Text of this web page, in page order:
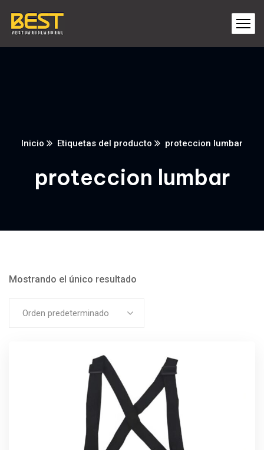
Inicio Etiquetas del producto proteccion lumbar
proteccion lumbar
Mostrando el único resultado
Orden predeterminado